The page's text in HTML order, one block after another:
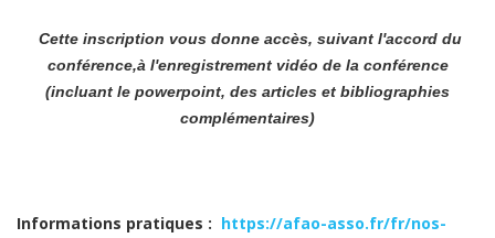
Cette inscription vous donne accès, suivant l'accord du
conférence,à l'enregistrement vidéo de la conférence
(incluant le powerpoint, des articles et bibliographies
complémentaires)
Informations pratiques : https://afao-asso.fr/fr/nos-